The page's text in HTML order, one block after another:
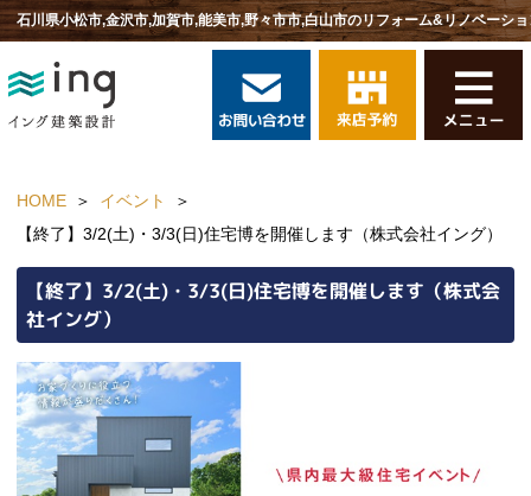
石川県小松市,金沢市,加賀市,能美市,野々市市,白山市のリフォーム&リノベーシ
HOME
イベント
【終了】3/2(土)・3/3(日)住宅博を開催します（株式会社イング）
【終了】3/2(土)・3/3(日)住宅博を開催します（株式会
社イング）